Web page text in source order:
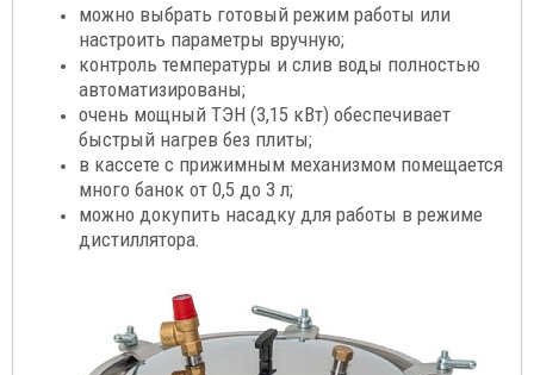
можно выбрать готовый режим работы или
настроить параметры вручную;
контроль температуры и слив воды полностью
автоматизированы;
очень мощный ТЭН (3,15 кВт) обеспечивает
быстрый нагрев без плиты;
в кассете с прижимным механизмом помещается
много банок от 0,5 до 3 л;
можно докупить насадку для работы в режиме
дистиллятора.